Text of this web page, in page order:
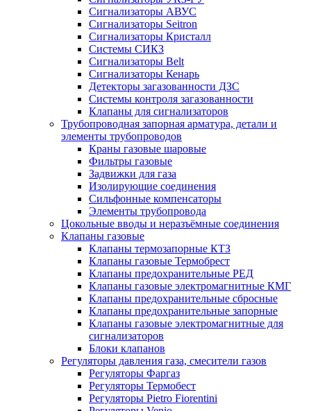
Сигнализаторы АВУС
Сигнализаторы Seitron
Сигнализаторы Кристалл
Системы СИКЗ
Сигнализаторы Belt
Сигнализаторы Кенарь
Детекторы загазованности ДЗС
Системы контроля загазованности
Клапаны для сигнализаторов
Трубопроводная запорная арматура, детали и
элементы трубопроводов
Краны газовые шаровые
Фильтры газовые
Задвижки для газа
Изолирующие соединения
Сильфонные компенсаторы
Элементы трубопровода
Цокольные вводы и неразъёмные соединения
Клапаны газовые
Клапаны термозапорные КТЗ
Клапаны газовые Термобрест
Клапаны предохранительные РЕД
Клапаны газовые электромагнитные КМГ
Клапаны предохранительные сбросные
Клапаны предохранительные запорные
Клапаны газовые электромагнитные для
сигнализаторов
Блоки клапанов
Регуляторы давления газа, смесители газов
Регуляторы Фаргаз
Регуляторы Термобест
Регуляторы Pietro Fiorentini